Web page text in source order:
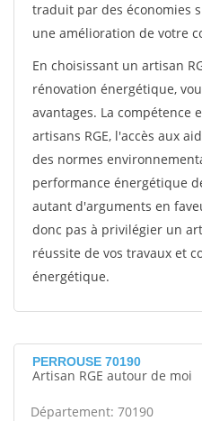
traduit par des économies
une amélioration de votre
En choisissant un artisan
rénovation énergétique,
avantages. La compétence
artisans RGE, l'accès aux
des normes
performance énergétique
autant d'arguments en
donc pas à privilégier un
réussite de vos travaux et
énergétique.
PERROUSE 70190
Artisan RGE autour de moi
Département: 70190